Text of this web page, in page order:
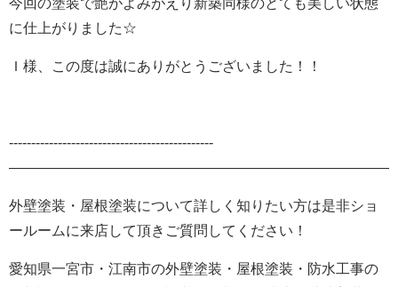
に仕上がりました☆
Ｉ様、この度は誠にありがとうございました！！
‐‐‐‐‐‐‐‐‐‐‐‐‐‐‐‐‐‐‐‐‐‐‐‐‐‐‐‐‐‐‐‐‐‐‐‐‐‐‐‐‐‐‐‐‐‐
———————————————————————————-
外壁塗装・屋根塗装について詳しく知りたい方は是非ショ
ールームに来店して頂きご質問してください！
愛知県一宮市・江南市の外壁塗装 ・屋根塗装・防水工事の